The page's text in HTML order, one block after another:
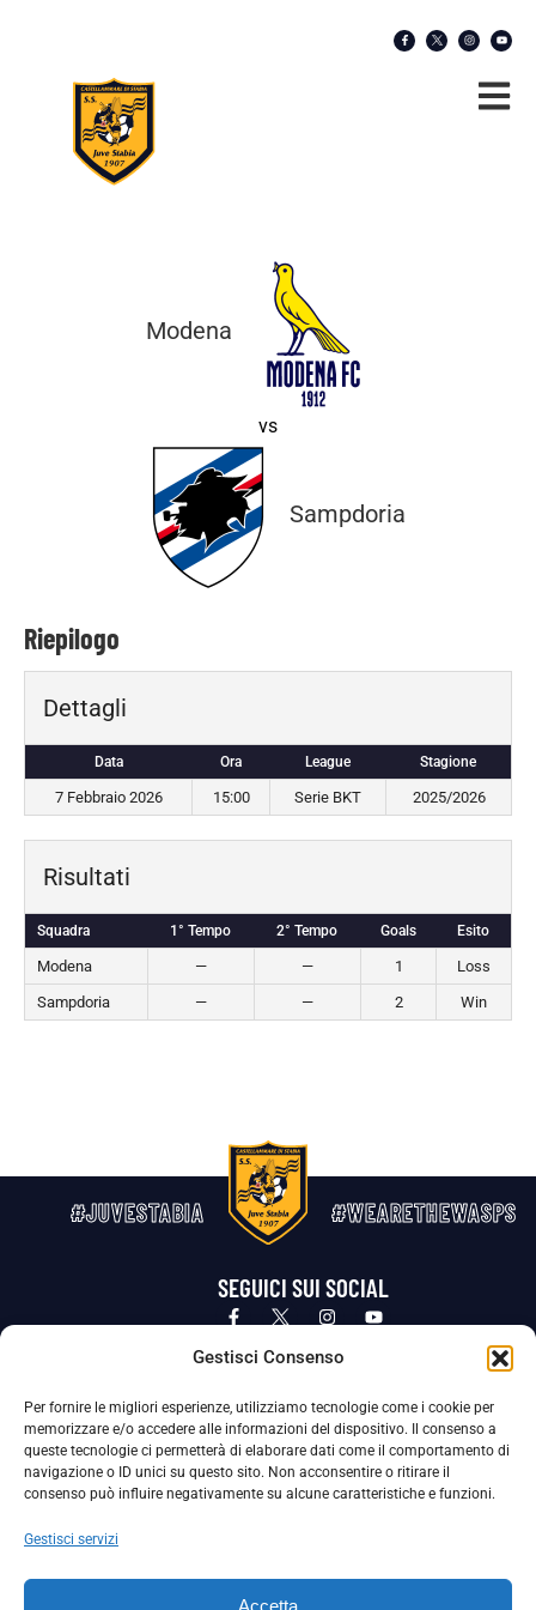
Gestisci Consenso
Per fornire le migliori esperienze, utilizziamo tecnologie come i cookie per
memorizzare e/o accedere alle informazioni del dispositivo. Il consenso a
queste tecnologie ci permetterà di elaborare dati come il comportamento di
navigazione o ID unici su questo sito. Non acconsentire o ritirare il
consenso può influire negativamente su alcune caratteristiche e funzioni.
Gestisci servizi
Accetta
Modena
vs
Sampdoria
Riepilogo
Dettagli
Data Ora League Stagione
7 Febbraio 2026 15:00 Serie BKT 2025/2026
Risultati
Squadra 1° Tempo 2° Tempo Goals Esito
Modena — — 1
Loss
Sampdoria
— — 2 Win
#JUVESTABIA #WEARETHEWASPS
SEGUICI SUI SOCIAL
Privacy Policy Cookie Policy
La Società ha nominato il Responsabile della Protezione dei Dati Personali (DPO), figura specializzata che vigila sulle modalità
adottate dalla nostra Società per tutelare i Suoi dati personali.
Per contattare il DPO può scrivere a